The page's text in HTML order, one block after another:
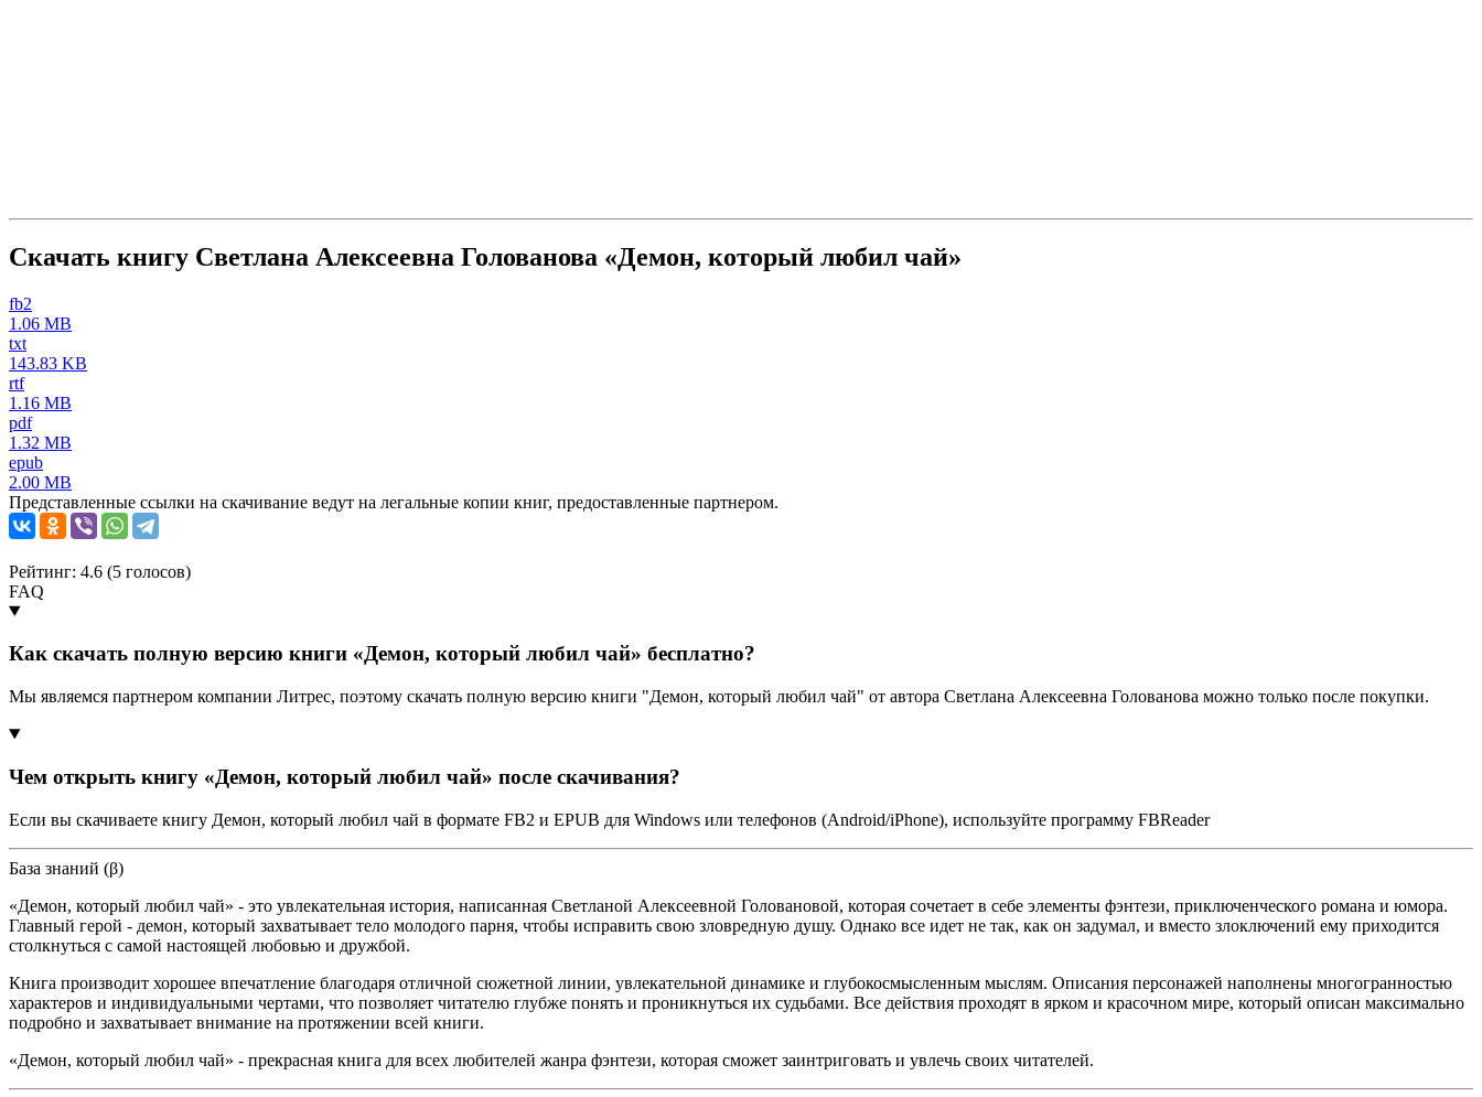
Скачать книгу Светлана Алексеевна Голованова «Демон, который любил чай»
fb2
1.06 MB
txt
143.83 KB
rtf
1.16 MB
pdf
1.32 MB
epub
2.00 MB
Представленные ссылки на скачивание ведут на легальные копии книг, предоставленные партнером.
Рейтинг: 4.6 (5 голосов)
FAQ
Как скачать полную версию книги «Демон, который любил чай» бесплатно?
Мы являемся партнером компании Литрес, поэтому скачать полную версию книги "Демон, который любил чай" от автора Светлана Алексеевна Голованова можно только после покупки.
Чем открыть книгу «Демон, который любил чай» после скачивания?
Если вы скачиваете книгу Демон, который любил чай в формате FB2 и EPUB для Windows или телефонов (Android/iPhone), используйте программу FBReader
База знаний (β)
«Демон, который любил чай» - это увлекательная история, написанная Светланой Алексеевной Головановой, которая сочетает в себе элементы фэнтези, приключенческого романа и юмора.
Главный герой - демон, который захватывает тело молодого парня, чтобы исправить свою зловредную душу. Однако все идет не так, как он задумал, и вместо злоключений ему приходится
столкнуться с самой настоящей любовью и дружбой.
Книга производит хорошее впечатление благодаря отличной сюжетной линии, увлекательной динамике и глубокосмысленным мыслям. Описания персонажей наполнены многогранностью
характеров и индивидуальными чертами, что позволяет читателю глубже понять и проникнуться их судьбами. Все действия проходят в ярком и красочном мире, который описан максимально
подробно и захватывает внимание на протяжении всей книги.
«Демон, который любил чай» - прекрасная книга для всех любителей жанра фэнтези, которая сможет заинтриговать и увлечь своих читателей.